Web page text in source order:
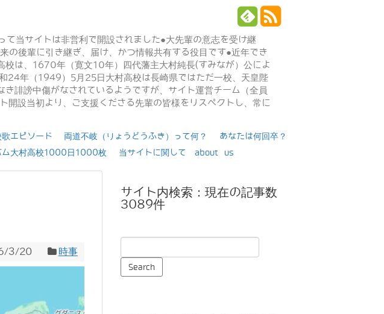
当サイトは非営利で開設されました●大先輩の意志を受け継
の後輩に引き継ぎ、届け、かつ情報共有する役目です●近年でき
校は、1670年（寛文10年）四代藩主大村純長(すみなが）公によ
24年（1949）5月25日大村高校は長崎県ではただ一校、天皇陛
誹謗中傷がなされているようですが、サイト運営チーム（全員
設当初より、ご支援くださる先輩の皆様をリスペクトし、常に
歌エピソード 両道不岐（りょうどうふき）って何？
あなたは何回卒？
ム大村高校1000日1000枚 当サイトに関して about us
3/20 時事
サイト内検索：現在の記事数
3089件